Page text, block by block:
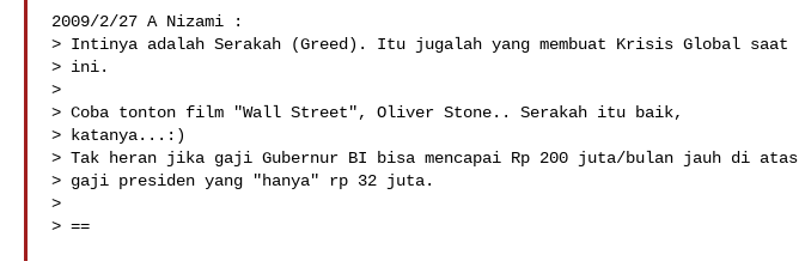
2009/2/27 A Nizami :
> Intinya adalah Serakah (Greed). Itu jugalah yang membuat Krisis Global saat
> ini.
>
> Coba tonton film "Wall Street", Oliver Stone.. Serakah itu baik,
> katanya...:)
> Tak heran jika gaji Gubernur BI bisa mencapai Rp 200 juta/bulan jauh di atas
> gaji presiden yang "hanya" rp 32 juta.
>
> ==